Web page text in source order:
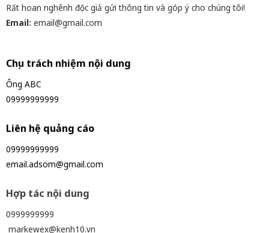
Rất hoan nghênh độc giả gửi thông tin và góp ý cho chúng tôi!
Email: email@gmail.com
Chịu trách nhiệm nội dung
Ông ABC
09999999999
Liên hệ quảng cáo
09999999999
email.adsom@gmail.com
Hợp tác nội dung
0999999999
markewex@kenh10.vn